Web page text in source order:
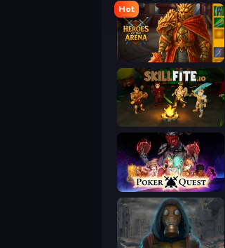
Hot
Heroes of the Arena
Skillfite.io
Poker Quest